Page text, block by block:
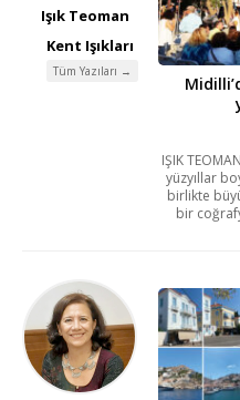
Işık Teoman
Kent Işıkları
Tüm Yazıları →
IŞIK
yüzyıllar
birlikte
bir